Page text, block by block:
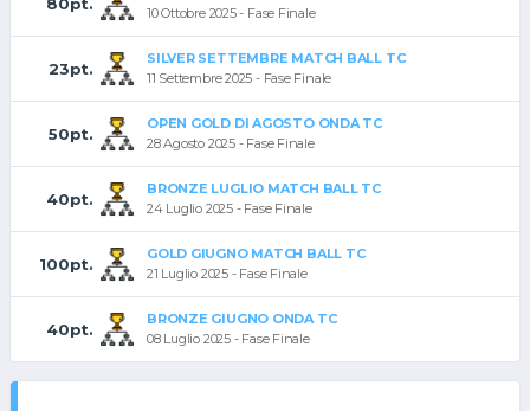
10 Ottobre 2025 - Fase Finale
23pt.
SILVER SETTEMBRE MATCH BALL TC
11 Settembre 2025 - Fase Finale
50pt.
OPEN GOLD DI AGOSTO ONDA TC
28 Agosto 2025 - Fase Finale
40pt.
BRONZE LUGLIO MATCH BALL TC
24 Luglio 2025 - Fase Finale
100pt.
GOLD GIUGNO MATCH BALL TC
21 Luglio 2025 - Fase Finale
40pt.
BRONZE GIUGNO ONDA TC
08 Luglio 2025 - Fase Finale